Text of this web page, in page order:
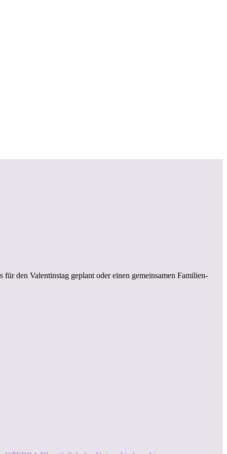
den Valentinstag geplant oder einen gemeinsamen Familien-